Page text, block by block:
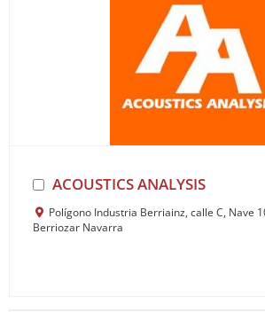
ACOUSTICS ANALYSIS
Polígono Industria Berriainz, calle C, Nave
Berriozar Navarra